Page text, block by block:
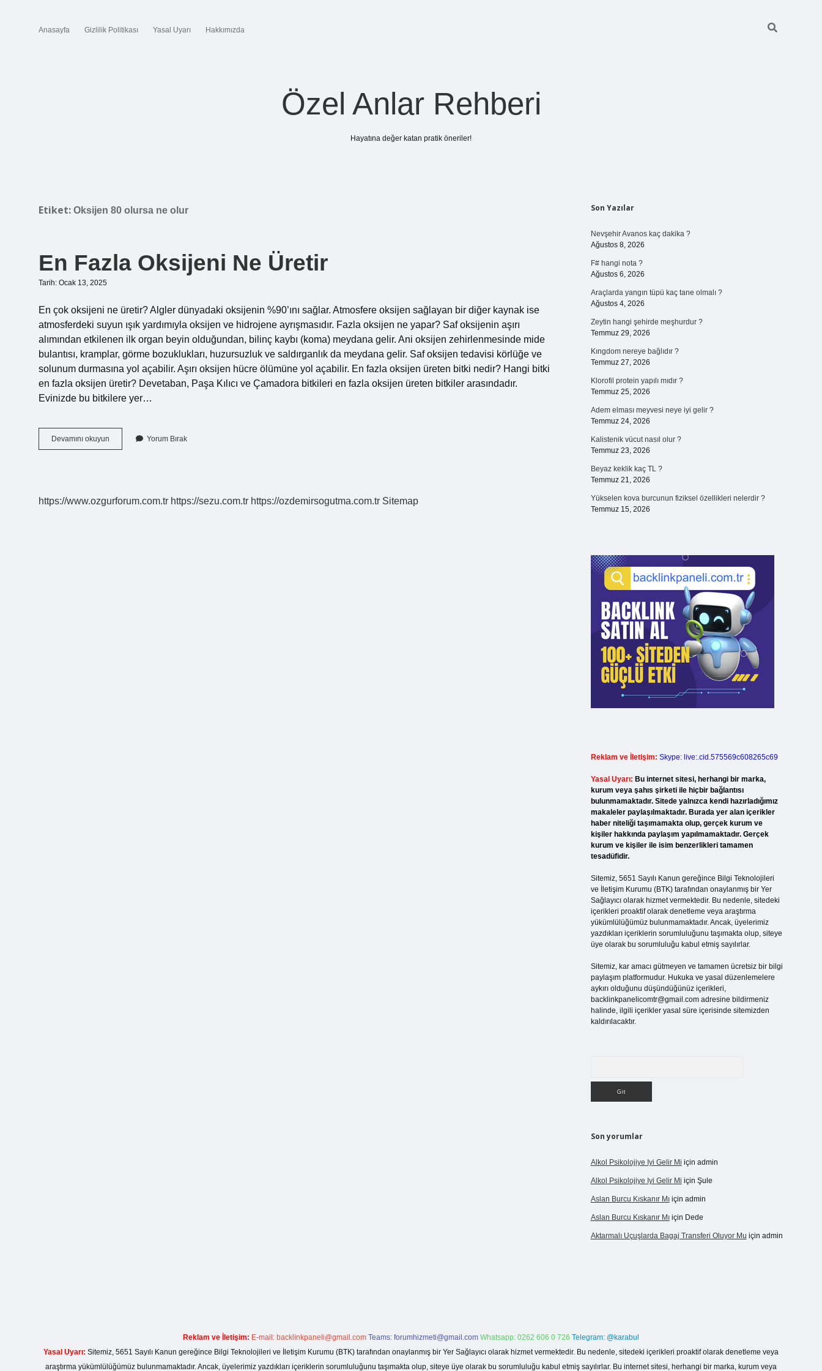
Anasayfa Gizlilik Politikası Yasal Uyarı Hakkımızda
Özel Anlar Rehberi
Hayatına değer katan pratik öneriler!
Etiket: Oksijen 80 olursa ne olur
En Fazla Oksijeni Ne Üretir
Tarih: Ocak 13, 2025
En çok oksijeni ne üretir? Algler dünyadaki oksijenin %90’ını sağlar. Atmosfere oksijen sağlayan bir diğer kaynak ise
atmosferdeki suyun ışık yardımıyla oksijen ve hidrojene ayrışmasıdır. Fazla oksijen ne yapar? Saf oksijenin aşırı
alımından etkilenen ilk organ beyin olduğundan, bilinç kaybı (koma) meydana gelir. Ani oksijen zehirlenmesinde mide
bulantısı, kramplar, görme bozuklukları, huzursuzluk ve saldırganlık da meydana gelir. Saf oksijen tedavisi körlüğe ve
solunum durmasına yol açabilir. Aşırı oksijen hücre ölümüne yol açabilir. En fazla oksijen üreten bitki nedir? Hangi bitki
en fazla oksijen üretir? Devetaban, Paşa Kılıcı ve Çamadora bitkileri en fazla oksijen üreten bitkiler arasındadır.
Evinizde bu bitkilere yer…
Devamını okuyun
Fazla
Yorum Bırak
https://www.ozgurforum.com.tr https://sezu.com.tr https://ozdemirsogutma.com.tr Sitemap
Sidebar
Son Yazılar
Nevşehir Avanos kaç dakika ?
Ağustos 8, 2026
F# hangi nota ?
Ağustos 6, 2026
Araçlarda yangın tüpü kaç tane olmalı ?
Ağustos 4, 2026
Zeytin hangi şehirde meşhurdur ?
Temmuz 29, 2026
Kıngdom nereye bağlıdır ?
Temmuz 27, 2026
Klorofil protein yapılı mıdır ?
Temmuz 25, 2026
Adem elması meyvesi neye iyi gelir ?
Temmuz 24, 2026
Kalistenik vücut nasıl olur ?
Temmuz 23, 2026
Beyaz keklik kaç TL ?
Temmuz 21, 2026
Yükselen kova burcunun fiziksel özellikleri nelerdir ?
Temmuz 15, 2026
Reklam ve İletişim: Skype: live:.cid.575569c608265c69
Yasal Uyarı: Bu internet sitesi, herhangi bir marka,
kurum veya şahıs şirketi ile hiçbir bağlantısı
bulunmamaktadır. Sitede yalnızca kendi hazırladığımız
makaleler paylaşılmaktadır. Burada yer alan içerikler
haber niteliği taşımamakta olup, gerçek kurum ve
kişiler hakkında paylaşım yapılmamaktadır. Gerçek
kurum ve kişiler ile isim benzerlikleri tamamen
tesadüfidir.
Sitemiz, 5651 Sayılı Kanun gereğince Bilgi Teknolojileri
ve İletişim Kurumu (BTK) tarafından onaylanmış bir Yer
Sağlayıcı olarak hizmet vermektedir. Bu nedenle, sitedeki
içerikleri proaktif olarak denetleme veya araştırma
yükümlülüğümüz bulunmamaktadır. Ancak, üyelerimiz
yazdıkları içeriklerin sorumluluğunu taşımakta olup, siteye
üye olarak bu sorumluluğu kabul etmiş sayılırlar.
Sitemiz, kar amacı gütmeyen ve tamamen ücretsiz bir bilgi
paylaşım platformudur. Hukuka ve yasal düzenlemelere
aykırı olduğunu düşündüğünüz içerikleri,
backlinkpanelicomtr@gmail.comadresine bildirmeniz
halinde, ilgili içerikler yasal süre içerisinde sitemizden
kaldırılacaktır.
Son yorumlar
Alkol Psikolojiye Iyi Gelir Mi için admin
Alkol Psikolojiye Iyi Gelir Mi için Şule
Aslan Burcu Kıskanır Mıiçin admin
Aslan Burcu Kıskanır Mıiçin Dede
Aktarmalı Uçuşlarda Bagaj Transferi Oluyor Mu için admin
Reklam ve İletişim: E-mail: backlinkpaneli@gmail.com Teams: forumhizmeti@gmail.com Whatsapp: 0262 606 0 726 Telegram: @karabul
Yasal Uyarı: Sitemiz, 5651 Sayılı Kanun gereğince Bilgi Teknolojileri ve İletişim Kurumu (BTK) tarafından onaylanmış bir Yer Sağlayıcı olarak hizmet vermektedir. Bu nedenle, sitedeki içerikleri proaktif olarak denetleme veya
araştırma yükümlülüğümüz bulunmamaktadır. Ancak, üyelerimiz yazdıkları içeriklerin sorumluluğunu taşımakta olup, siteye üye olarak bu sorumluluğu kabul etmiş sayılırlar. Bu internet sitesi, herhangi bir marka, kurum veya